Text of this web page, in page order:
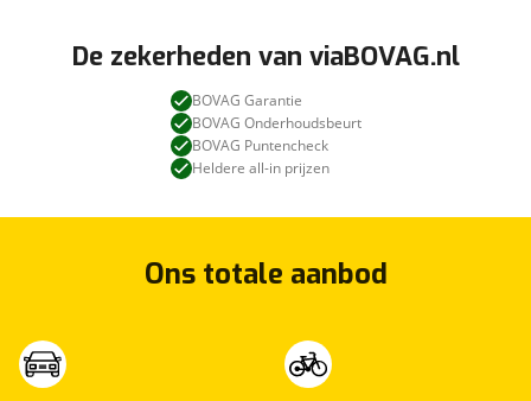
De zekerheden van viaBOVAG.nl
BOVAG Garantie
BOVAG Onderhoudsbeurt
BOVAG Puntencheck
Heldere all-in prijzen
Ons totale aanbod